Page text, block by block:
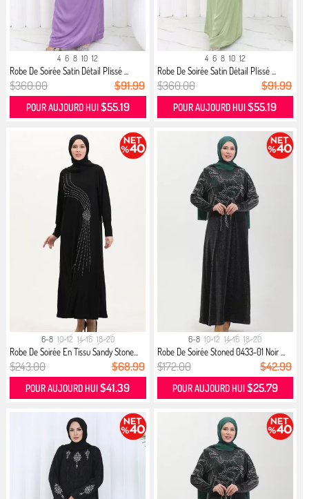
4 6 8 10 12
Robe De Soirée Satin Détail Plissé ...
$360.00 $91.99
POUR AUJOURD HUI $55.19
4 6 8 10 12
Robe De Soirée Satin Détail Plissé ...
$360.00 $91.99
POUR AUJOURD HUI$55.19
6-8 10-12 14-16 18-20
Robe De Soirée En Tissu Sandy Stone...
$243.00 $68.99
POUR AUJOURD HUI$41.39
6-8 10-12 14-16 18-20
Robe De Soirée Stoned 0433-01 Noir ...
$172.00 $42.99
POUR AUJOURD HUI $25.79